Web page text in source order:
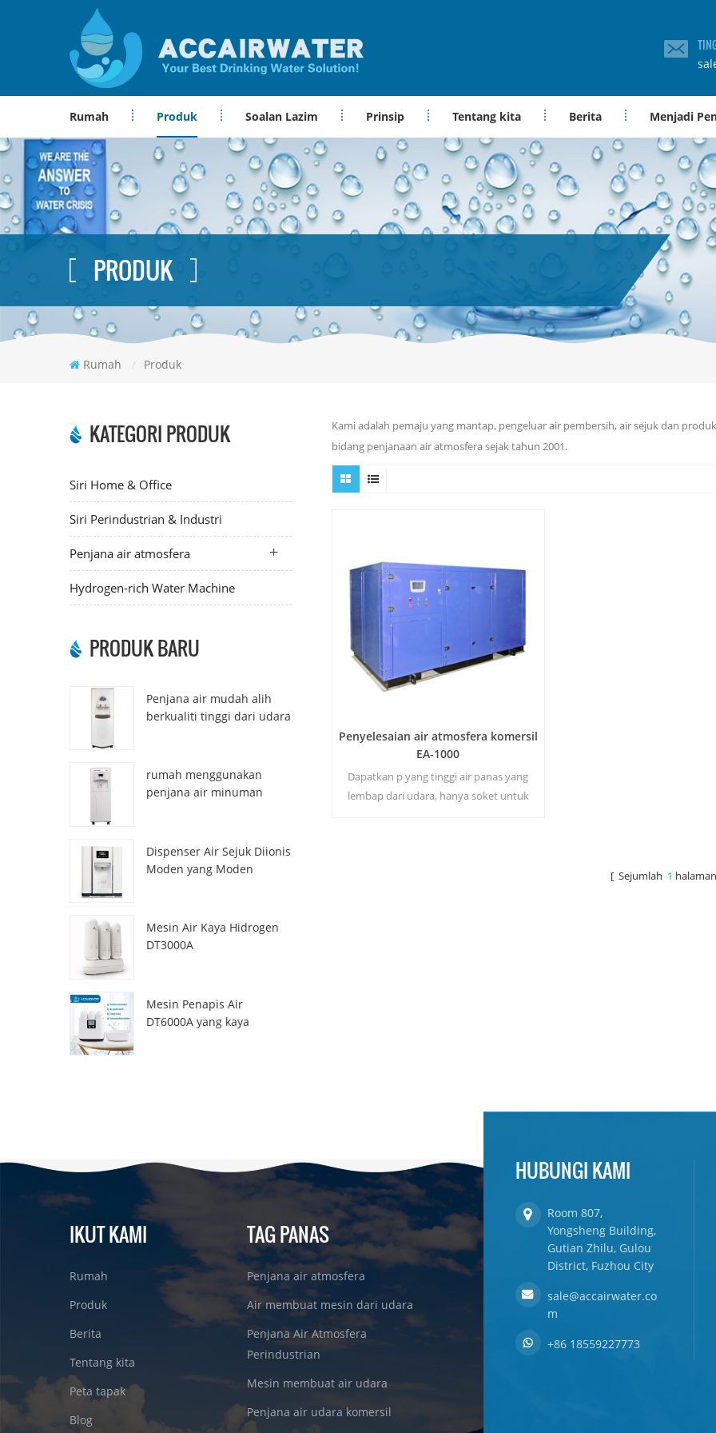
Rumah Produk Soalan Lazim Prinsip Tentang kita Berita Menjadi
PRODUK
Rumah / Produk
KATEGORI PRODUK
Siri Home & Office
Siri Perindustrian & Industri
Penjana air atmosfera
Hydrogen-rich Water Machine
PRODUK BARU
Penjana air mudah alih
berkualiti tinggi dari udara
rumah menggunakan
penjana air minuman
Dispenser Air Sejuk Diionis
Moden yang Moden
Mesin Air Kaya Hidrogen
DT3000A
Mesin Penapis Air
DT6000A yang kaya
Kami adalah pemaju yang mantap, pengeluar air pembersih, air sejuk dan
bidang penjanaan air atmosfera sejak tahun 2001.
Penyelesaian air atmosfera komersil
EA-1000
Dapatkan p yang tinggi air panas yang
lembap dari udara, hanya soket untuk
[ Sejumlah 1
IKUT KAMI
Rumah
Produk
Berita
Tentang kita
Peta tapak
Blog
TAG PANAS
Penjana air atmosfera
Air membuat mesin dari udara
Penjana Air Atmosfera
Perindustrian
Mesin membuat air udara
Penjana air udara komersil
HUBUNGI KAMI
Room 807,
Yongsheng Building,
Gutian Zhilu, Gulou
District, Fuzhou City
sale@accairwater.co
m
+86 18559227773